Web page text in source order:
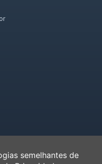
semelhantes de